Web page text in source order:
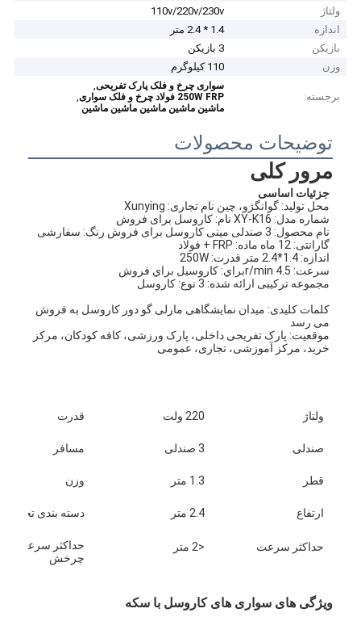
ولتاژ
110v/220v/230v
اندازه
1.4 * 2.4 متر
بازیکن
3 بازیکن
وزن
110 کیلوگرم
برجسته:
سواری چرخ و فلک پارک تفریحی,
250W FRP فولاد چرخ و فلک سواری ,
ماشين ماشين ماشين ماشين ماشين
توضیحات محصولات
مرور کلی
جزئیات اساسی
محل تولید: گوانگژو، چین نام تجاری: Xunying
شماره مدل: XY-K16 نام: کاروسل برای فروش
نام محصول: 3 صندلی مینی کاروسل برای فروش رنگ: سفارشی
گارانتی: 12 ماه ماده: FRP + فولاد
اندازه: 1.4*2.4 متر قدرت: 250W
سرعت: 4.5 r/min
براي: کاروسيل براي فروش
مجموعه ترکیبی ارائه شده: 3 نوع: کاروسل
می رسد
خرید، مرکز آموزشی، تجاری، عمومی
ولتاژ 220 ولت قدرت
صندلی 3 صندلی مسافر
قطر 1.3 متر وزن
ارتفاع 2.4 متر دسته بندی
حداکثر سرعت <2 متر
حداکثر سرعت
چرخش
ویژگی های سواری های کاروسل با سکه